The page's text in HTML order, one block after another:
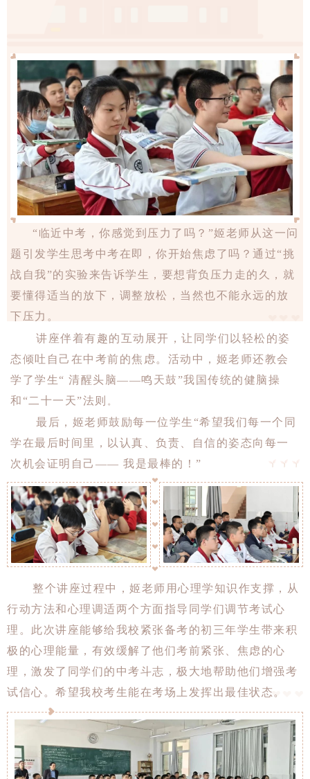
“临近中考，你感觉到压力了吗？”姬老师从这一问
题引发学生思考中考在即，你开始焦虑了吗？通过“挑
战自我”的实验来告诉学生，要想背负压力走的久，就
要懂得适当的放下，调整放松，当然也不能永远的放
下压力。
讲座伴着有趣的互动展开，让同学们以轻松的姿
态倾吐自己在中考前的焦虑。活动中，姬老师还教会
学了学生“ 清醒头脑——鸣天鼓”我国传统的健脑操
和“二十一天”法则 。
最后，姬老师鼓励每一位学生“希望我们每一个同
学在最后时间里，以认真、负责、自信的姿态向每一
次机会证明自己—— 我是最棒的！”
整个讲座过程中，姬老师用心理学知识作支撑，从
行动方法和心理调适两个方面指导同学们调节考试心
理。此次讲座能够给我校紧张备考的初三年学生带来积
极的心理能量，有效缓解了他们考前紧张、焦虑的心
理，激发了同学们的中考斗志，极大地帮助他们增强考
试信心。希望我校考生能在考场上发挥出最佳状态。